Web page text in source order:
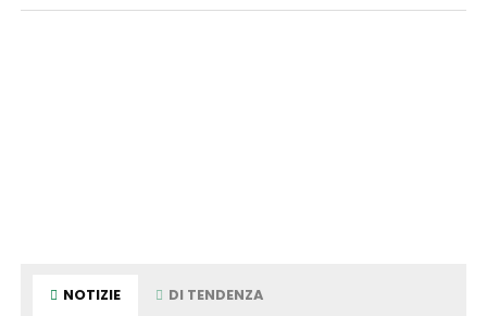
NOTIZIE DI TENDENZA